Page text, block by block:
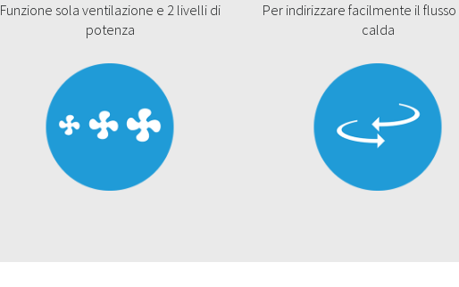
Funzione sola ventilazione e 2 livelli di
potenza
Per indirizzare facilmente il flusso
calda